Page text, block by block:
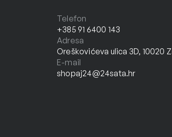
Telefon
+385 91 6400 143
Adresa
Oreškovićeva ulica 3D, 10020
E-mail
shopaj24@24sata.hr